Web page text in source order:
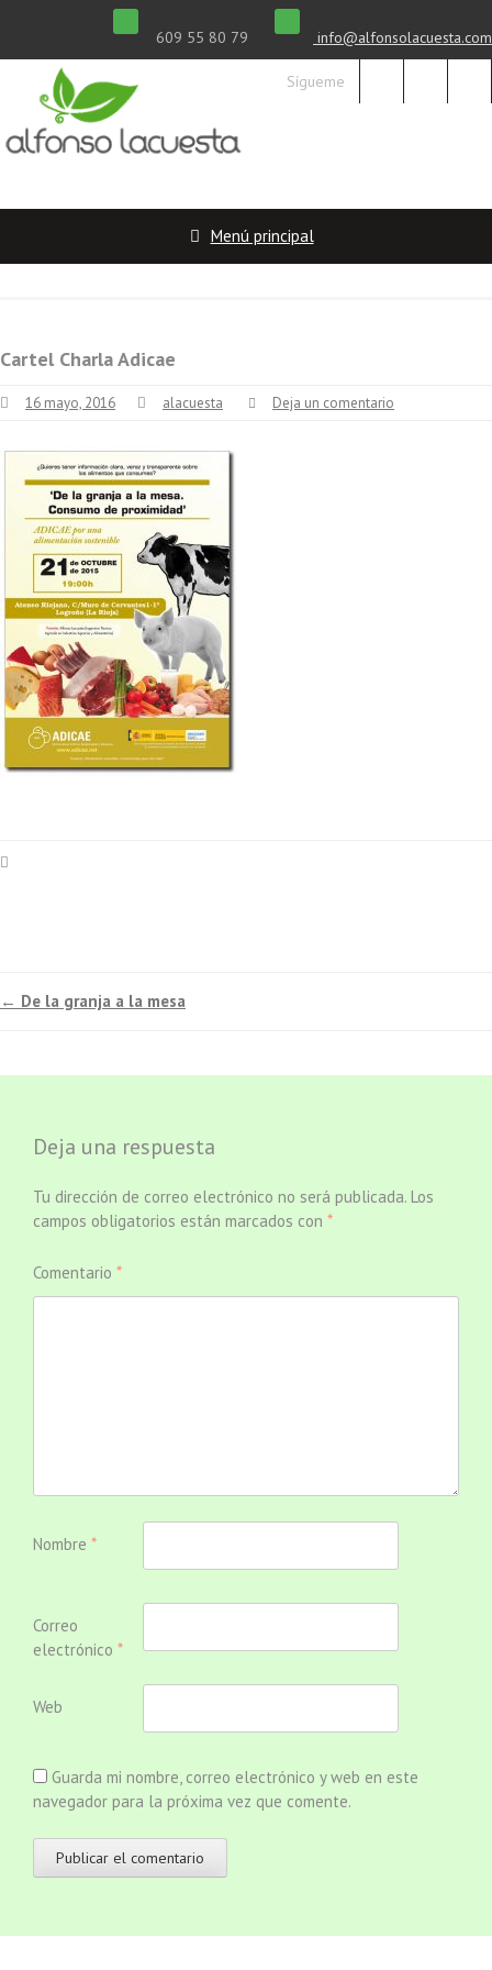
609 55 80 79 info@alfonsolacuesta.com
Sígueme
Menú principal
Cartel Charla Adicae
16 mayo, 2016 alacuesta Deja un comentario
Navegación
← De la granja a la mesa
Deja una respuesta
Tu dirección de correo electrónico no será publicada. Los
campos obligatorios están marcados con *
Comentario *
Nombre *
Correo
electrónico *
Web
Guarda mi nombre, correo electrónico y web en este
navegador para la próxima vez que comente.